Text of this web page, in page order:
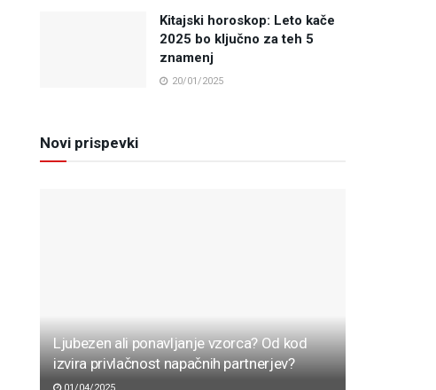
Kitajski horoskop: Leto kače
2025 bo ključno za teh 5
znamenj
20/01/2025
Novi prispevki
Ljubezen ali ponavljanje vzorca? Od kod
izvira privlačnost napačnih partnerjev?